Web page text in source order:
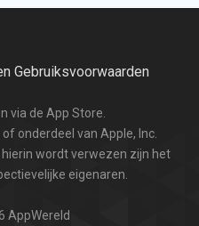
Gebruiksvoorwaarden
via de App Store.
onderdeel van Apple, Inc.
wordt verwezen zijn het
eigenaren.
AppWereld